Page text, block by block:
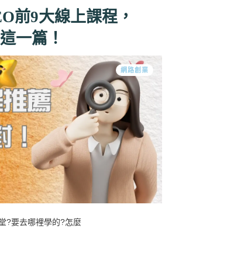
前9大線上課程，
一篇！
網路創業
?要去哪裡學的?怎麼